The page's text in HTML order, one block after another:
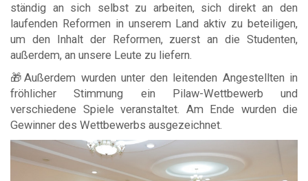
ständig an sich selbst zu arbeiten, sich direkt an den
laufenden Reformen in unserem Land aktiv zu beteiligen,
um den Inhalt der Reformen, zuerst an die Studenten,
außerdem, an unsere Leute zu liefern.
🎁Außerdem wurden unter den leitenden Angestellten in
fröhlicher Stimmung ein Pilaw-Wettbewerb und
verschiedene Spiele veranstaltet. Am Ende wurden die
Gewinner des Wettbewerbs ausgezeichnet.